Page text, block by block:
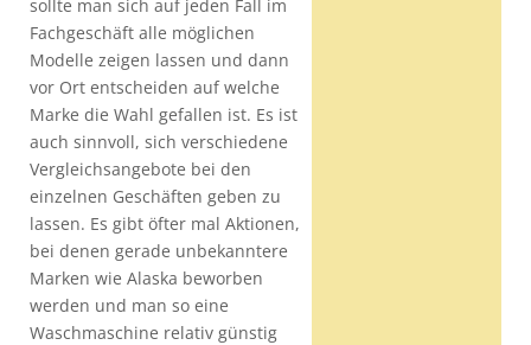
sollte man sich auf jeden Fall im
Fachgeschäft alle möglichen
Modelle zeigen lassen und dann
vor Ort entscheiden auf welche
Marke die Wahl gefallen ist. Es ist
auch sinnvoll, sich verschiedene
Vergleichsangebote bei den
einzelnen Geschäften geben zu
lassen. Es gibt öfter mal Aktionen,
bei denen gerade unbekanntere
Marken wie Alaska beworben
werden und man so eine
Waschmaschine relativ günstig